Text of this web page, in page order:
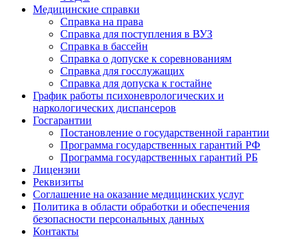
Медицинские справки
Справка на права
Справка для поступления в ВУЗ
Справка в бассейн
Справка о допуске к соревнованиям
Справка для госслужащих
Справка для допуска к гостайне
График работы психоневрологических и
наркологических диспансеров
Госгарантии
Постановление о государственной гарантии
Программа государственных гарантий РФ
Программа государственных гарантий РБ
Лицензии
Реквизиты
Соглашение на оказание медицинских услуг
Политика в области обработки и обеспечения
безопасности персональных данных
Контакты